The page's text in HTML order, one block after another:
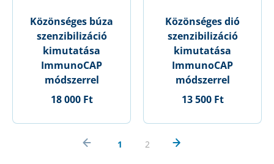
Közönséges búza
szenzibilizáció
kimutatása
ImmunoCAP
módszerrel
18 000 Ft
Közönséges dió
szenzibilizáció
kimutatása
ImmunoCAP
módszerrel
13 500 Ft
1 2